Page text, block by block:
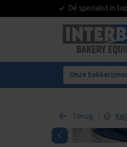
Dé specialist in
Onze
Terug